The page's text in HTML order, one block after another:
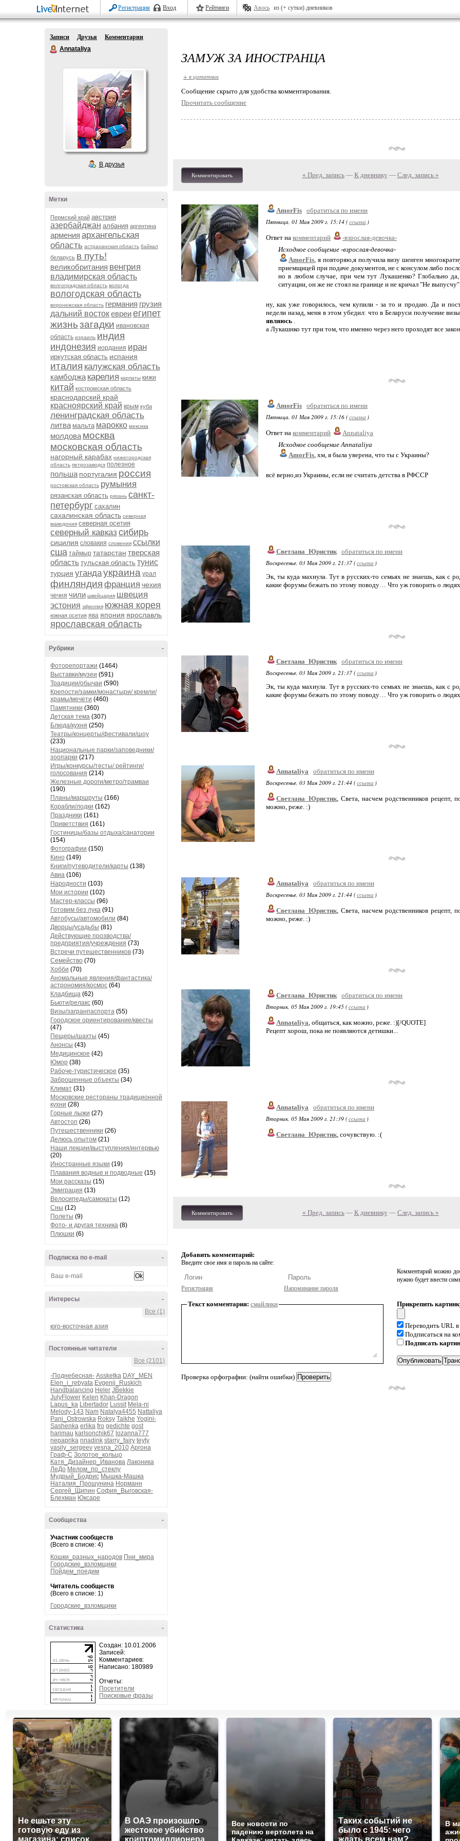
Регистрация Вход Рейтинги Авось из (+ сутки) дневников
Записи Друзья
Комментарии
Annataliya
В друзья
-
Метки
Пермский край австрия
азербайджан албания аргентина
армения архангельская
область астраханская область байкал
беларусь в путь!
великобритания венгрия
владимирская область
волгоградская область вологда
вологодская область
воронежская область германия грузия
дальний востокевреиегипет
жизньзагадки ивановская
область израиль индия
индонезия иордания иран
иркутская область испания
италия калужская область
камбоджа карелия карпаты кижи
китай костромская область
краснодарский край
красноярский край крым куба
ленинградская область
литва мальта марокко мексика
молдова москва
московская область
нагорный карабах нижегородская
область петрозаводск полезное
польша португалия россия
ростовская область румыния
рязанская область рязань санкт-
петербург сахалин
сахалинская область северная
македония северная осетия
северный кавказ сибирь
сицилия словакия словения ссылки
сша таймыр татарстан тверская
область тульская область тунис
турция угандаукраина урал
финляндия франция чехия
чечня чили швейцария швеция
эстония эфиопия южная корея
южная осетия ява япония ярославль
ярославская область
-
Рубрики
Фоторепортажи (1464)
Выставки/музеи (591)
Традиции/обычаи (590)
Крепости/замки/монастыри/ кремли/
храмы/мечети (460)
Памятники (360)
Детская тема (307)
Блюда/кухня (250)
Театры/концерты/фестивали/шоу
(233)
Национальные парки/заповедники/
зоопарки (217)
Игры/конкурсы/тесты/ рейтинги/
голосования (214)
Железные дороги/метро/трамваи
(190)
Планы/маршруты (166)
Корабли/лодки (162)
Праздники (161)
Приветствия (161)
Гостиницы/базы отдыха/санатории
(154)
Фотографии (150)
Кино (149)
Книги/путеводители/карты (138)
Авиа (106)
Народности (103)
Мои истории (102)
Мастер-классы (96)
Готовим без лука (91)
Автобусы/автомобили (84)
Дворцы/усадьбы (81)
Действующие прозводства/
предприятия/учреждения (73)
Встречи путешественников (73)
Семейство (70)
Хобби (70)
Аномальные явления/фантастика/
астрономия/космос (64)
Кладбища (62)
Бьюти/релакс (60)
Визы/загранпаспорта (55)
Городское ориентирование/квесты
(47)
Пещеры/шахты (45)
Анонсы (43)
Медицинское (42)
Юмор (38)
Рабоче-туристическое (35)
Заброшенные объекты (34)
Климат (31)
Московские рестораны традиционной
кухни (28)
Горные лыжи (27)
Автостоп (26)
Путешественники (26)
Делюсь опытом (21)
Наши лекции/выступления/интервью
(20)
Иностранные языки (19)
Плавания водные и подводные (15)
Мои рассказы (15)
Эмиграция (13)
Велосипеды/самокаты (12)
Сны (12)
Полеты (9)
Фото- и другая техника (8)
Плюшки (6)
-
Подписка по e-mail
-
Интересы
Все (1)
юго-восточная азия
-
Постоянные читатели
Все (2101)
-Поднебесная- Assketka DAY_MEN
Elen_i_rebyata Evgenij_Ruskich
Handbalancing Heler JBekkie
JulyFlower Kelen Khan-Dragon
Lapus_ka Libertador Lussit Mela-ni
Melody-143 Nam Natalya4455 Nattaliya
Pani_Ostrowska Roksy Taikhe Yogini-
Sashenka erlika fro gedichte gost
harimau karlsonchik67 lozanna777
nepaprika nnadink starry_fairy teyty
vasily_sergeev vesna_2010 Аргона
Граф-С Золотое_кольцо
Катя_Дизайнер_Иванова Лаконика
ЛеДо Мелом_по_стеклу
Мудрый_Бодрис Мышка-Машка
Наталия_Прошунина Норманн
Сергей_Щипин София_Выговская-
Блехман Юксаре
-
Сообщества
Участник сообществ
(Всего в списке: 4)
Кошки_разных_народов Пни_мира
Городские_взломщики
Пойдем_поедим
Читатель сообществ
(Всего в списке: 1)
Городские_взломщики
-
Статистика
Создан: 10.01.2006
Записей:
Комментариев:
Написано: 180989
Отчеты:
Посетители
Поисковые фразы
ЗАМУЖ ЗА ИНОСТРАНЦА
+ в цитатник
Cообщение скрыто для удобства комментирования.
Прочитать сообщение
Комментировать « Пред. запись— К дневнику — След. запись »
AmorFis обратиться по имени
Пятница, 01 Мая 2009 г. 15:14 (ссылка )
Ответ на комментарий
-взрослая-девочка-
Исходное сообщение -взрослая-девочка-
AmorFis, я повторяю,я получила визу шенген
приемщицей при подаче документов, не с консулом либо
но в любом случае, при чем тут Лукашенко? Глобально
ситуации, он же не стоял на границе и не кричал "Не выпусчу"
ну, как уже говорилось, чем купили - за то и продаю. Да и
недели назад, меня в этом убедил: что в Беларуси получение
являюсь .
а Лукашнко тут при том, что именно через него проходят все
AmorFis обратиться по имени
Пятница, 01 Мая 2009 г. 15:16 (ссылка )
Ответ на комментарий
Annataliya
Исходное сообщение Annataliya
AmorFis, хм, я была уверена, что ты с Украины?
всё верно,из Украины, если не считать детства в РФССР
Светлана_Юристик обратиться по имени
Воскресенье, 03 Мая 2009 г. 21:37 (ссылка )
Эк, ты куда махнула. Тут в русских-то семьях не знаешь, как с
какие форумы бежать по этому поводу… Что уж говорить о
Светлана_Юристик обратиться по имени
Воскресенье, 03 Мая 2009 г. 21:37 (ссылка )
Эк, ты куда махнула. Тут в русских-то семьях не знаешь, как с
какие форумы бежать по этому поводу… Что уж говорить о
Annataliya
обратиться по имени
Воскресенье, 03 Мая 2009 г. 21:44 (ссылка )
Светлана_Юристик, Света, насчем родственников рецепт,
можно, реже. :)
Annataliya
обратиться по имени
Воскресенье, 03 Мая 2009 г. 21:44 (ссылка )
Светлана_Юристик, Света, насчем родственников рецепт,
можно, реже. :)
Светлана_Юристик обратиться по имени
Вторник, 05 Мая 2009 г. 19:45 (ссылка )
Annataliya, общаться, как можно, реже. :)[/QUOTE]
Рецепт хорош, пока не появляются детишки...
Annataliya
обратиться по имени
Вторник, 05 Мая 2009 г. 21:39 (ссылка )
Светлана_Юристик, сочувствую. :(
Комментировать « Пред. запись— К дневнику — След. запись »
Добавить комментарий:
Введите свое имя и пароль на сайте:
Регистрация Напоминание пароля
Комментарий можно
нужно будет ввести
Текст комментария: смайлики
Проверка орфографии: (найти ошибки)
Прикрепить
Переводить URL
Подписаться на
Подписать
Не ешьте эту
готовую еду из
магазина: список
В ОАЭ произошло
жестокое убийство
криптомиллионера
Все новости по
падению вертолета на
Таких событий не
было с 1945: чего
ждать всем нам?
В